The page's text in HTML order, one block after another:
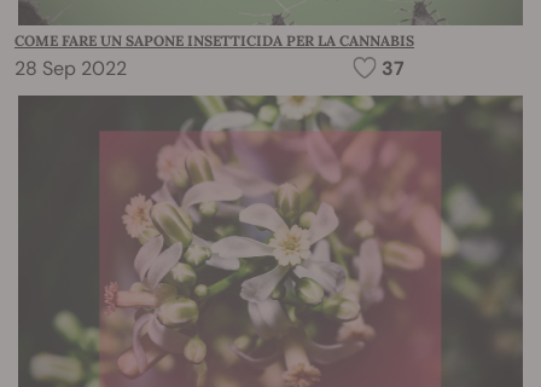
COME FARE UN SAPONE INSETTICIDA PER LA CANNABIS
28 Sep 2022 37